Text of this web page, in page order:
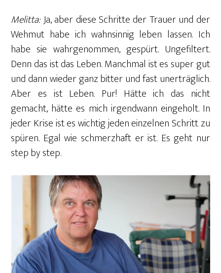
Melitta:Ja, aber diese Schritte der Trauer und der
Wehmut habe ich wahnsinnig leben lassen. Ich
habe sie wahrgenommen, gespürt. Ungefiltert.
Denn das ist das Leben. Manchmal ist es super gut
und dann wieder ganz bitter und fast unerträglich.
Aber es ist Leben. Pur! Hätte ich das nicht
gemacht, hätte es mich irgendwann eingeholt. In
jeder Krise ist es wichtig jeden einzelnen Schritt zu
spüren. Egal wie schmerzhaft er ist. Es geht nur
step by step.